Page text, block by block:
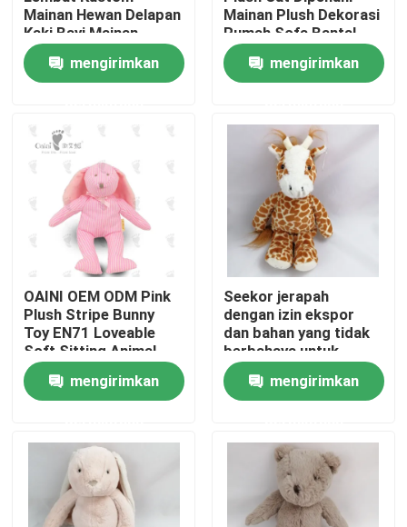
Produk
Tentang kami
Tur Pabrik
Kontrol kualitas
Hubungi kami
Berita
Permintaan Penawaran
Mainan Mewah Lembut
Mainan Hewan Delapan
Kaki Bayi Mainan
Hewan Kepiting Mewah
Multi Warnamengirimkan
Mainan Plush Dekorasi
Rumah Sofa Bantal
Popular Dipenuhi
Super Soft Animal
Mainan
mengirimkan
OAINI OEM ODM Pink
Plush Stripe Bunny
Toy EN71 Loveable
Soft Sitting Animal
Toy Huggable Soft
Rabbit Toymengirimkan
Seekor jerapah
dengan izin ekspor
dan bahan yang tidak
berbahaya untuk
dekorasi rumah
mengirimkan